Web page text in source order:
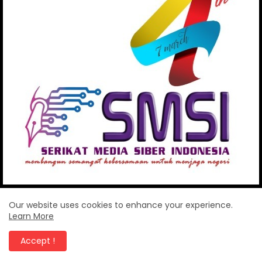
BERITA POPULER
Our website uses cookies to enhance your experience.
Learn More
Accept !